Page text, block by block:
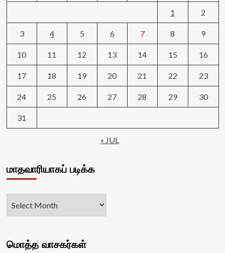
1
2
3 4 5 6 7 8 9
10 11 12 13 14 15 16
17 18 19 20 21 22 23
24 25 26 27 28 29 30
31
« JUL
மாதவாரியாகப் படிக்க
மொத்த வாசகர்கள்